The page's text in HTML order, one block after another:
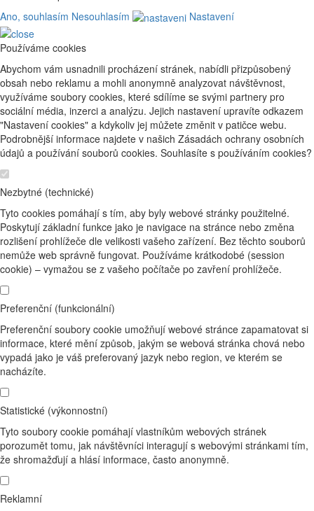
Ano, souhlasím Nesouhlasím Nastavení
Používáme cookies
Abychom vám usnadnili procházení stránek, nabídli přizpůsobený
obsah nebo reklamu a mohli anonymně analyzovat návštěvnost,
využíváme soubory cookies, které sdílíme se svými partnery pro
sociální média, inzerci a analýzu. Jejich nastavení upravíte odkazem
"Nastavení cookies" a kdykoliv jej můžete změnit v patičce webu.
Podrobnější informace najdete v našich Zásadách ochrany osobních
údajů a používání souborů cookies. Souhlasíte s používáním cookies?
Nezbytné (technické)
Tyto cookies pomáhají s tím, aby byly webové stránky použitelné.
Poskytují základní funkce jako je navigace na stránce nebo změna
rozlišení prohlížeče dle velikosti vašeho zařízení. Bez těchto souborů
nemůže web správně fungovat. Používáme krátkodobé (session
cookie) – vymažou se z vašeho počítače po zavření prohlížeče.
Preferenční (funkcionální)
Preferenční soubory cookie umožňují webové stránce zapamatovat si
informace, které mění způsob, jakým se webová stránka chová nebo
vypadá jako je váš preferovaný jazyk nebo region, ve kterém se
nacházíte.
Statistické (výkonnostní)
Tyto soubory cookie pomáhají vlastníkům webových stránek
porozumět tomu, jak návštěvníci interagují s webovými stránkami tím,
že shromažďují a hlásí informace, často anonymně.
Reklamní